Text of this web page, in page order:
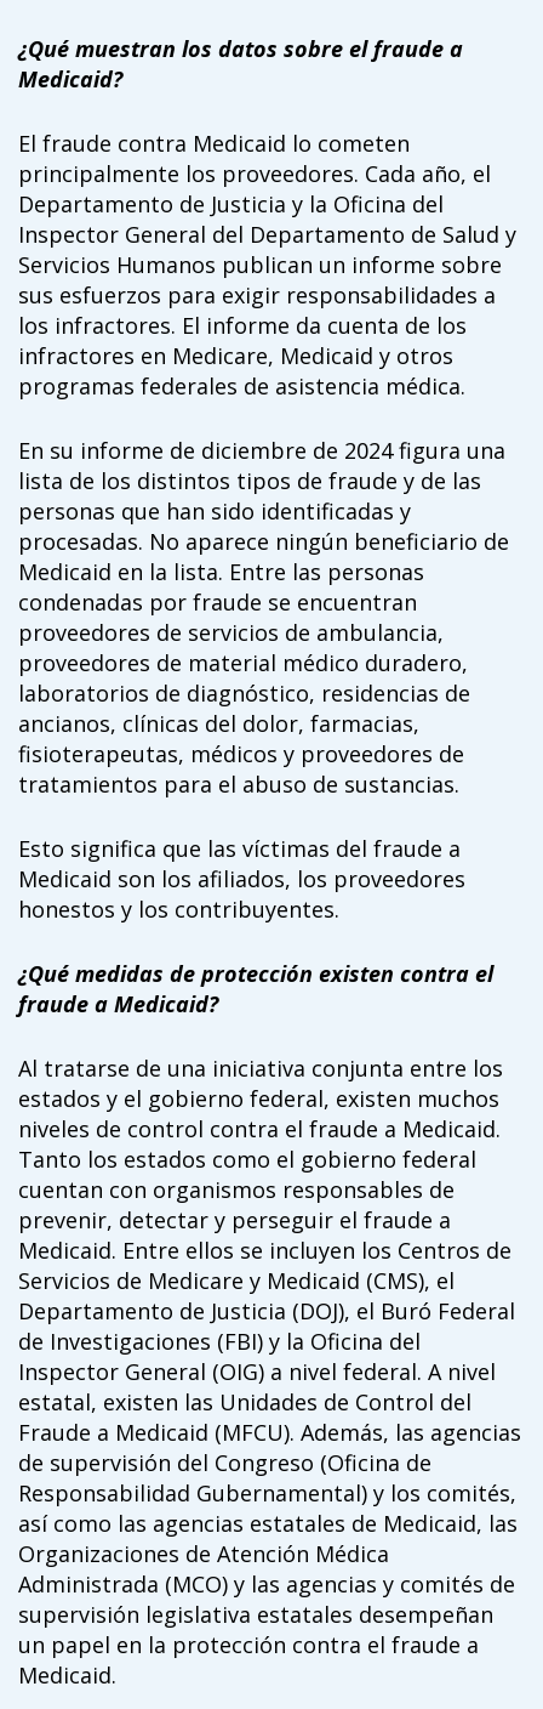
¿Qué muestran los datos sobre el fraude a
Medicaid?
El fraude contra Medicaid lo cometen
principalmente los proveedores. Cada año, el
Departamento de Justicia y la Oficina del
Inspector General del Departamento de Salud y
Servicios Humanos publican un informe sobre
sus esfuerzos para exigir responsabilidades a
los infractores. El informe da cuenta de los
infractores en Medicare, Medicaid y otros
programas federales de asistencia médica.
En su informe de diciembre de 2024 figura una
lista de los distintos tipos de fraude y de las
personas que han sido identificadas y
procesadas. No aparece ningún beneficiario de
Medicaid en la lista. Entre las personas
condenadas por fraude se encuentran
proveedores de servicios de ambulancia,
proveedores de material médico duradero,
laboratorios de diagnóstico, residencias de
ancianos, clínicas del dolor, farmacias,
fisioterapeutas, médicos y proveedores de
tratamientos para el abuso de sustancias.
Esto significa que las víctimas del fraude a
Medicaid son los afiliados, los proveedores
honestos y los contribuyentes.
¿Qué medidas de protección existen contra el
fraude a Medicaid?
Al tratarse de una iniciativa conjunta entre los
estados y el gobierno federal, existen muchos
niveles de control contra el fraude a Medicaid.
Tanto los estados como el gobierno federal
cuentan con organismos responsables de
prevenir, detectar y perseguir el fraude a
Medicaid. Entre ellos se incluyen los Centros de
Servicios de Medicare y Medicaid (CMS), el
Departamento de Justicia (DOJ), el Buró Federal
de Investigaciones (FBI) y la Oficina del
Inspector General (OIG) a nivel federal. A nivel
estatal, existen las Unidades de Control del
Fraude a Medicaid (MFCU). Además, las agencias
de supervisión del Congreso (Oficina de
Responsabilidad Gubernamental) y los comités,
así como las agencias estatales de Medicaid, las
Organizaciones de Atención Médica
Administrada (MCO) y las agencias y comités de
supervisión legislativa estatales desempeñan
un papel en la protección contra el fraude a
Medicaid.